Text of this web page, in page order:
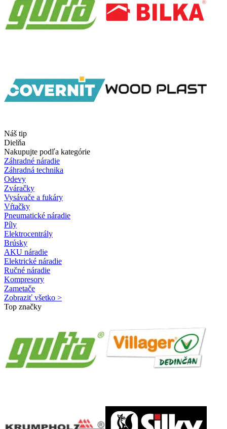
Náš tip
Dielňa
Nakupujte podľa kategórie
Záhradné náradie
Záhradná technika
Odevy
Zváračky
Vysávače a fukáry
Vŕtačky
Pneumatické náradie
Píly
Elektrocentrály
Brúsky
AKU náradie
Elektrické náradie
Ručné náradie
Kompresory
Zametače
Zobraziť všetko >
Top značky